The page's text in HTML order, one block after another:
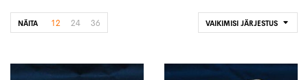
VAIKIMISI JÄRJESTUS
NÄITA 12 24 36